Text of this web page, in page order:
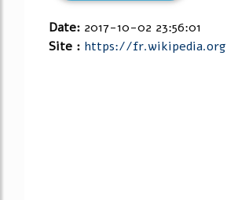
Date: 2017-10-02 23:56:01
Site : https://fr.wikipedia.org